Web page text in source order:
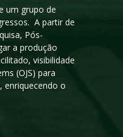
um grupo de
A partir de
Pós-
a produção
visibilidade
(OJS) para
enriquecendo o